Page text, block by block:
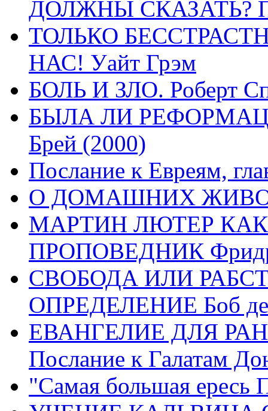
ДОЛЖНЫ СКАЗАТЬ?
ТОЛЬКО
НАС! Уайт Грэм
БОЛЬ И ЗЛО. Роберт
БЫЛА ЛИ
Брей (2000)
Послание к Евреям,
О ДОМАШНИХ
МАРТИН ЛЮТЕР
ПРОПОВЕДНИК
СВОБОДА ИЛИ
ОПРЕДЕЛЕНИЕ Боб де
ЕВАНГЕЛИЕ ДЛЯ
Послание к Галатам
"Самая большая ересь